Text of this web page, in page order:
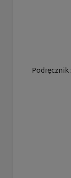
Podręcznik